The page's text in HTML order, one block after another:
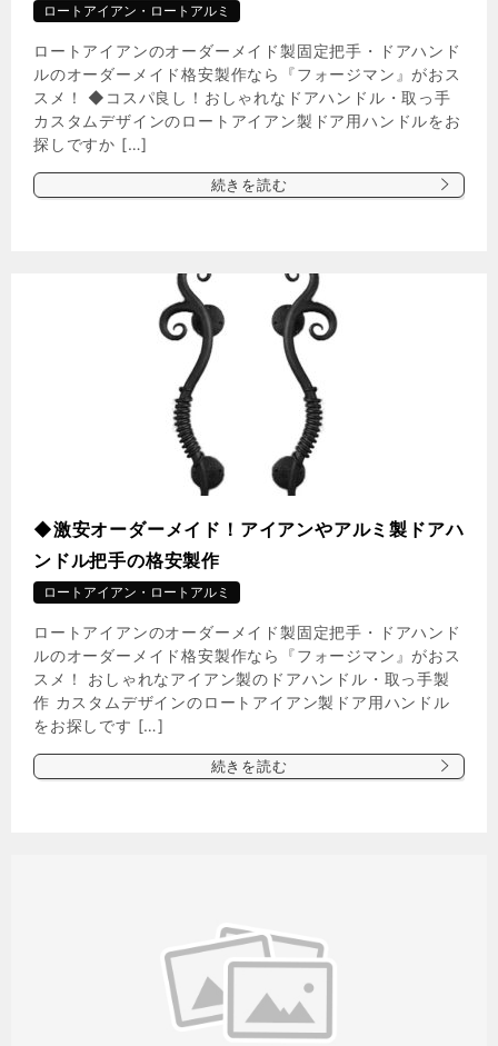
ロートアイアン・ロートアルミ
ロートアイアンのオーダーメイド製固定把手・ドアハンド
ルのオーダーメイド格安製作なら『フォージマン』がおス
スメ！ ◆コスパ良し！おしゃれなドアハンドル・取っ手
カスタムデザインのロートアイアン製ドア用ハンドルをお
探しですか […]
続きを読む
◆激安オーダーメイド！アイアンやアルミ製ドアハ
ンドル把手の格安製作
ロートアイアン・ロートアルミ
ロートアイアンのオーダーメイド製固定把手・ドアハンド
ルのオーダーメイド格安製作なら『フォージマン』がおス
スメ！ おしゃれなアイアン製のドアハンドル・取っ手製
作 カスタムデザインのロートアイアン製ドア用ハンドル
をお探しです […]
続きを読む